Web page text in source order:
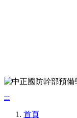
:::
首頁